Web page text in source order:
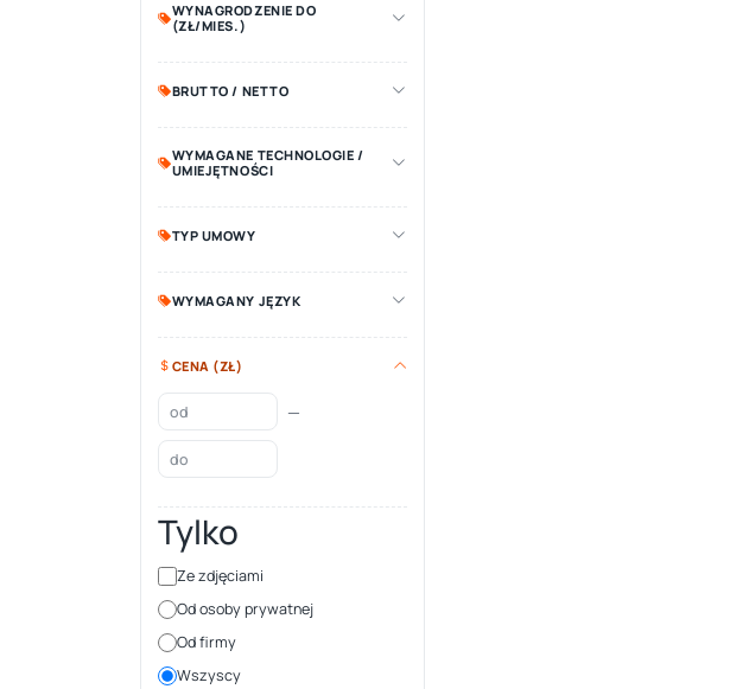
WYNAGRODZENIE DO
(ZŁ/MIES.)
BRUTTO / NETTO
WYMAGANE TECHNOLOGIE /
UMIEJĘTNOŚCI
TYP UMOWY
WYMAGANY JĘZYK
CENA (ZŁ)
—
Tylko
Ze zdjęciami
Od osoby prywatnej
Od firmy
Wszyscy